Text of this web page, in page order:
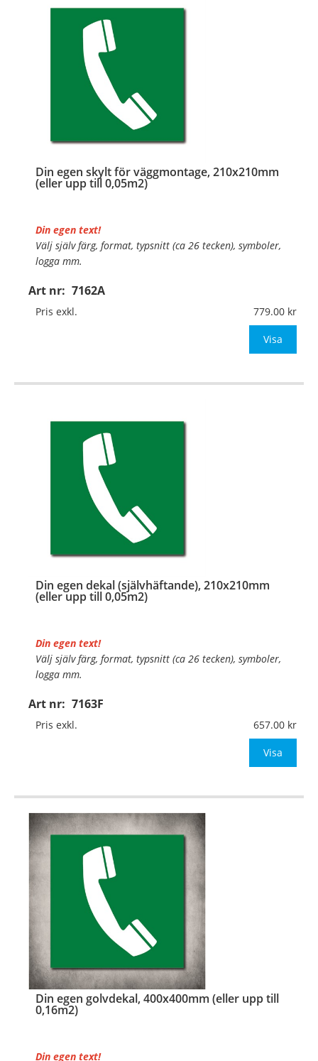
Din egen skylt för väggmontage, 210x210mm
(eller upp till 0,05m2)
Art nr: 7162A
Din egen text!
Välj själv färg, format, typsnitt (ca 26 tecken), symboler,
logga mm.
Material:Plan aluminium, 0,7mm (väggmontage)
Mått:210x210mm (eller annat mått upp till 0,05m²)
Pris exkl. 779.00
Visa
Din egen dekal (självhäftande), 210x210mm
(eller upp till 0,05m2)
Art nr: 7163F
Din egen text!
Välj själv färg, format, typsnitt (ca 26 tecken), symboler,
logga mm.
Material:Självhäftande folie
Mått:210x210mm (eller annat mått upp till 0,05m²)
Pris exkl. 657.00
Visa
Din egen golvdekal, 400x400mm (eller upp till
0,16m2)
Din egen text!